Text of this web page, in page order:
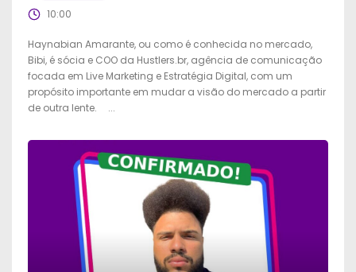
10:00
Haynabian Amarante, ou como é conhecida no mercado,
Bibi, é sócia e COO da Hustlers.br, agência de comunicação
focada em Live Marketing e Estratégia Digital, com um
propósito importante em mudar a visão do mercado a partir
de outra lente. ...